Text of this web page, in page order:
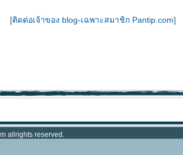
[ติดต่อเจ้าของ blog-เฉพาะสมาชิก Pantip.com]
allrights reserved.